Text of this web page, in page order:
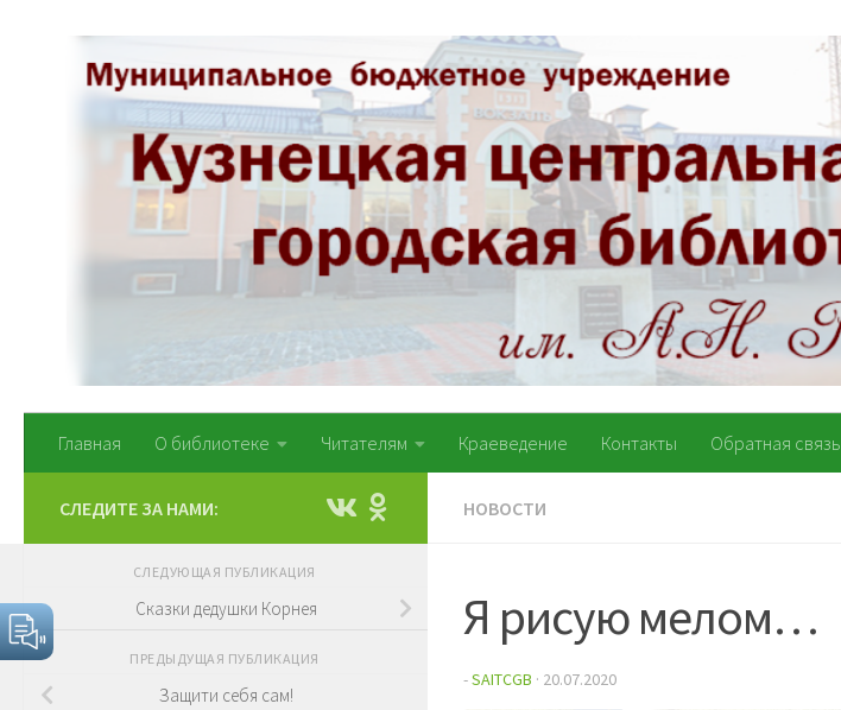
Перейти к содержимому
Главная О библиотеке Читателям Краеведение Контакты Обратная связь
НОВОСТИ
Я рисую мелом…
-SAITCGB · 20.07.2020
СЛЕДИТЕ ЗА НАМИ:
СЛЕДУЮЩАЯ ПУБЛИКАЦИЯ
Сказки дедушки Корнея
ПРЕДЫДУЩАЯ ПУБЛИКАЦИЯ
Защити себя сам!